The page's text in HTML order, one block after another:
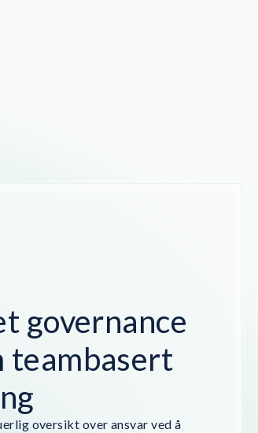
governance
teambasert
oversikt over ansvar ved å